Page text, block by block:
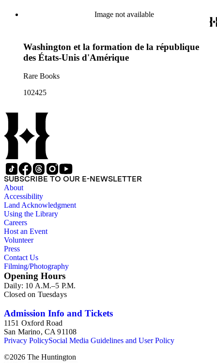
Image not available
Washington et la formation de la république
des États-Unis d'Amérique
Rare Books
102425
SUBSCRIBE TO OUR E-NEWSLETTER
About
Accessibility
Land Acknowledgment
Using the Library
Careers
Host an Event
Volunteer
Press
Contact Us
Filming/Photography
Opening Hours
Daily: 10 A.M.–5 P.M.
Closed on Tuesdays
Admission Info and Tickets
1151 Oxford Road
San Marino, CA 91108
Privacy PolicySocial Media Guidelines and User Policy
©2026 The Huntington